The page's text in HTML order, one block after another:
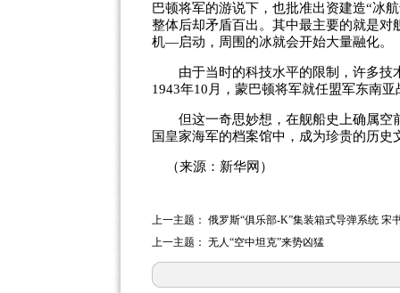
巴顿将军的游说下，也批准出资建造“冰
整体后却矛盾百出。其中最主要的就是
机—启动，周围的冰就会开始大量融化。
由于当时的科技水平的限制，许多技
1943年10月，蒙巴顿将军就任盟军东南
但这一奇思妙想，在舰船史上确属空
国皇家海军的档案馆中，成为珍贵的历史
（来源：新华网）
上一主题： 俄罗斯“俱乐部-K”集装箱式导弹系统 宋
上一主题： 无人“空中坦克”来势凶猛